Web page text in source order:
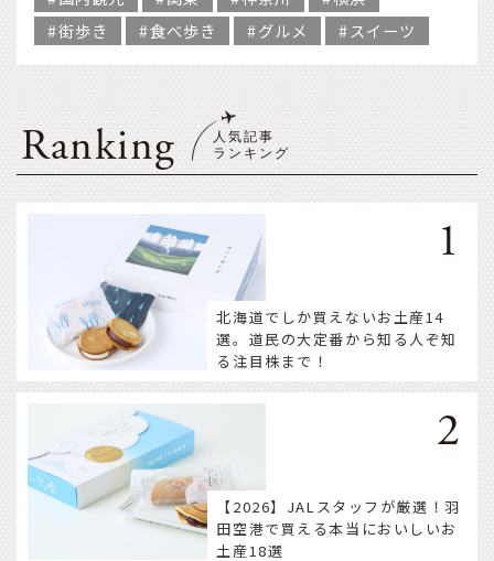
街歩き
食べ歩き グルメ スイーツ
Ranking
北海道でしか買えないお土産14
選。道民の大定番から知る人ぞ知
る注目株まで！
【2026】JALスタッフが厳選！羽
田空港で買える本当においしいお
土産18選